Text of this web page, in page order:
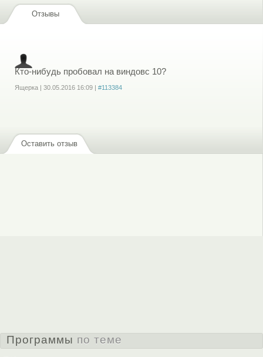
Отзывы
Кто-нибудь пробовал на виндовс 10?
Ящерка| 30.05.2016 16:09| #113384
Оставить отзыв
Программы по теме